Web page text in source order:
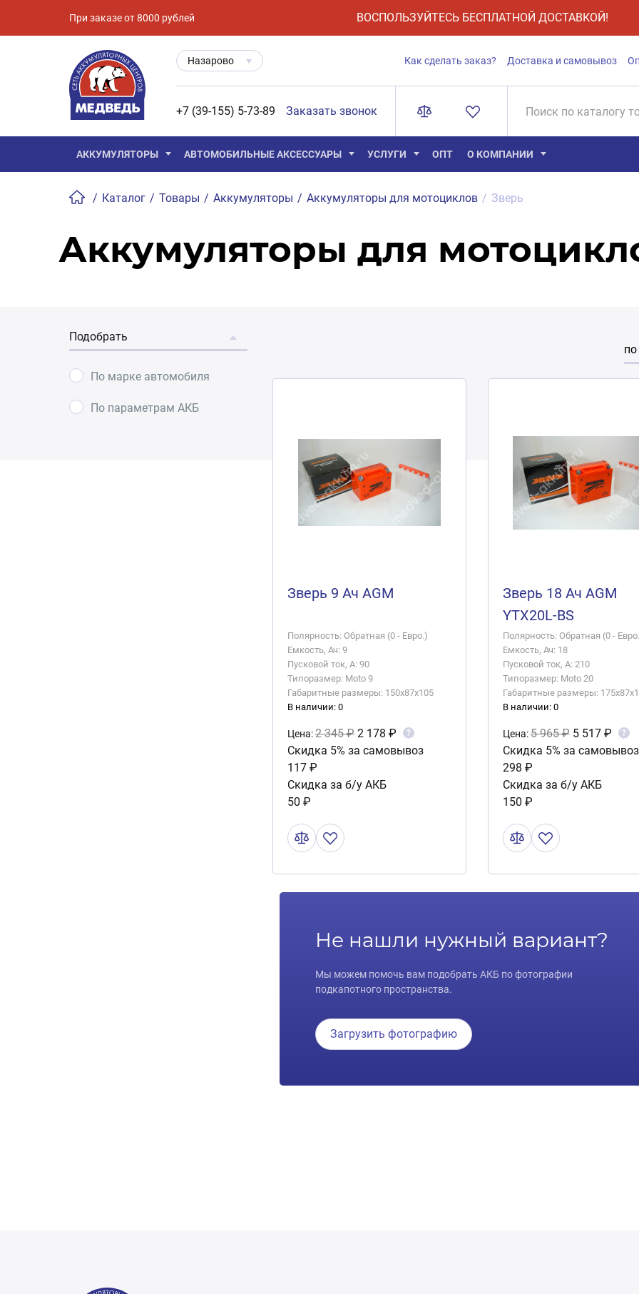
При заказе от 8000 рублей ВОСПОЛЬЗУЙТЕСЬ БЕСПЛАТНОЙ ДОСТАВКОЙ!
Назарово Как сделать заказ? Доставка и самовывоз
+7 (39-155) 5-73-89 Заказать звонок
АККУМУЛЯТОРЫ АВТОМОБИЛЬНЫЕ АКСЕССУАРЫ УСЛУГИ ОПТ О КОМПАНИИ
/ Каталог / Товары / Аккумуляторы / Аккумуляторы для мотоциклов / Зверь
Аккумуляторы для
Подобрать
По марке автомобиля
По параметрам АКБ
Зверь 9 Ач AGM
Полярность: Обратная (0 - Евро.)
Емкость, Ач: 9
Пусковой ток, А: 90
Типоразмер: Moto 9
Габаритные размеры: 150x87x105
В наличии: 0
Цена:2 345 ₽ 2 178 ₽ ?
Скидка 5% за самовывоз
117 ₽
Скидка за б/у АКБ
50 ₽
Зверь 18 Ач AGM
YTX20L-BS
Полярность: Обратная (0 -
Емкость, Ач: 18
Пусковой ток, А: 210
Типоразмер: Moto 20
Габаритные размеры:
В наличии: 0
Цена:5 965 ₽ 5 517 ₽ ?
Скидка 5% за самовывоз
298 ₽
Скидка за б/у АКБ
150 ₽
Не нашли нужный вариант?
Мы можем помочь вам подобрать АКБ по фотографии
подкапотного пространства.
Загрузить фотографию